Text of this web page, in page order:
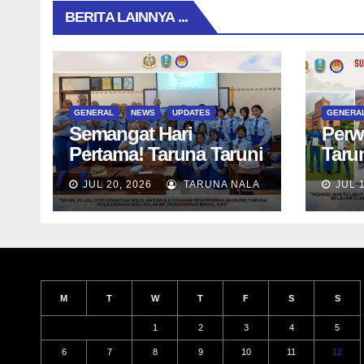
BERITA LAINNYA ...
GENERAL NEWS UPDATES
Semangat Hari
Pertama! Taruna Taruni
SN 12 awali aktivitas
bersama Wali Kelas
dan Tes Asesmen
JUL 20, 2026 TARUNA NALA
GENERAL
JUL
M T W T F S S
1 2 3 4 5
6 7 8 9 10 11 12